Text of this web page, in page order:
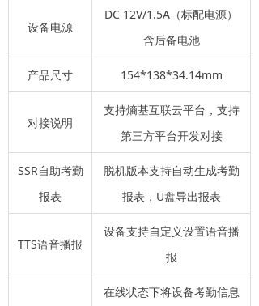
设备电源
DC 12V/1.5A（标配电源）
含后备电池
产品尺寸 154*138*34.14mm
对接说明
支持熵基互联云平台，支持
第三方平台开发对接
SSR自助考勤
报表
脱机版本支持自动生成考勤
报表，U盘导出报表
TTS语音播报
设备支持自定义设置语音播
报
在线状态下将设备考勤信息